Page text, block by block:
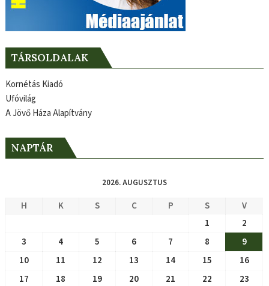
TÁRSOLDALAK
Kornétás Kiadó
Ufóvilág
A Jövő Háza Alapítvány
NAPTÁR
2026. AUGUSZTUS
H K S C P S
V
1
2
3
4 5 6 7 8
9
10
11 12 13 14 15
16
17
18 19 20 21 22
23